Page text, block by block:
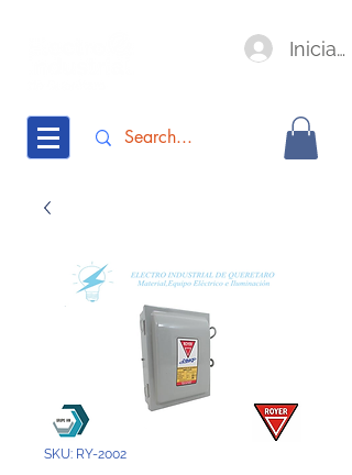
Iniciar
SKU: RY-2002